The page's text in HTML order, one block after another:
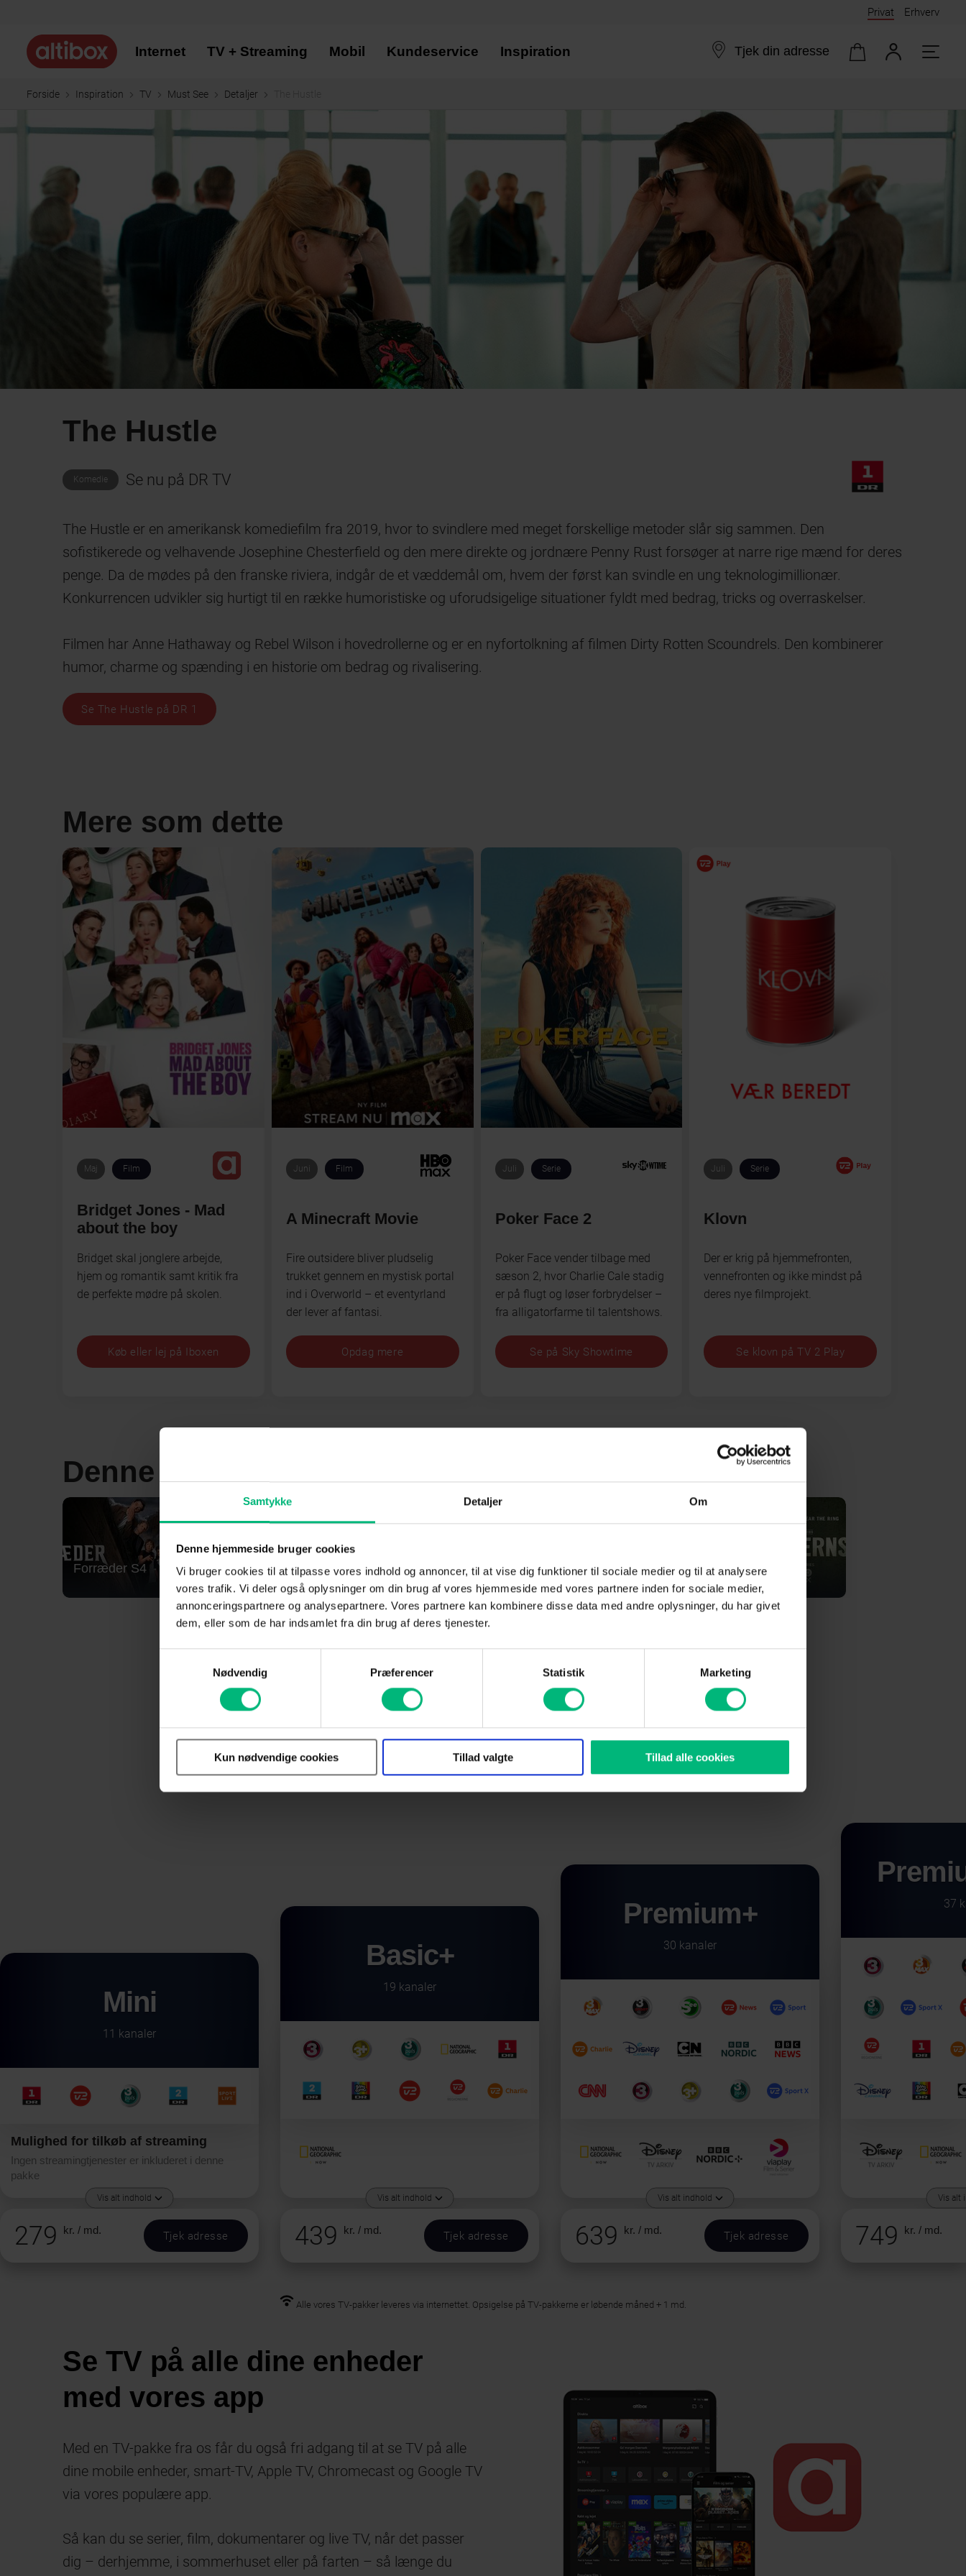
Samtykke Detaljer Om
Denne hjemmeside bruger cookies
Vi bruger cookies til at tilpasse vores indhold og annoncer, til at vise dig funktioner til sociale medier og til at analysere
vores trafik. Vi deler også oplysninger om din brug af vores hjemmeside med vores partnere inden for sociale medier,
annonceringspartnere og analysepartnere. Vores partnere kan kombinere disse data med andre oplysninger, du har givet
dem, eller som de har indsamlet fra din brug af deres tjenester.
Nødvendig
Præferencer Statistik Marketing
Kun nødvendige cookies Tillad valgte Tillad alle cookies
Privat Erhverv
Internet TV + Streaming Mobil Kundeservice Inspiration Tjek din adresse
Forside Inspiration TV Must See Detaljer
The Hustle
Komedie Se nu på DR TV
The Hustle er en amerikansk komediefilm fra 2019, hvor to svindlere med meget forskellige metoder slår sig sammen. Den
sofistikerede og velhavende Josephine Chesterfield og den mere direkte og jordnære Penny Rust forsøger at narre rige mænd for deres
penge. Da de mødes på den franske riviera, indgår de et væddemål om, hvem der først kan svindle en ung teknologimillionær.
Konkurrencen udvikler sig hurtigt til en række humoristiske og uforudsigelige situationer fyldt med bedrag, tricks og overraskelser.
Filmen har Anne Hathaway og Rebel Wilson i hovedrollerne og er en nyfortolkning af filmen Dirty Rotten Scoundrels. Den kombinerer
humor, charme og spænding i en historie om bedrag og rivalisering.
Se The Hustle på DR 1
Mere som dette
Maj Film
Bridget Jones - Mad
about the boy
Bridget skal jonglere arbejde,
hjem og romantik samt kritik fra
de perfekte mødre på skolen.
Køb eller lej på Iboxen
Juni Film
A Minecraft Movie
Fire outsidere bliver pludselig
trukket gennem en mystisk portal
ind i Overworld – et eventyrland
der lever af fantasi.
Opdag mere
Juli Serie
Poker Face 2
Poker Face vender tilbage med
sæson 2, hvor Charlie Cale stadig
er på flugt og løser forbrydelser –
fra alligatorfarme til talentshows.
Se på Sky Showtime
Juli Serie
Klovn
Der er krig på hjemmefronten,
vennefronten og ikke mindst på
deres nye filmprojekt.
Se klovn på TV 2 Play
Denne måneds Must See
Forræder S4 Lioness S3
Robinson Ekspeditionen
S27
Lanterns
Med en TV-pakke fra Altibox er du garanteret
underholdning i særklasse
Mini
11 kanaler
Mulighed for tilkøb af streaming
Ingen streamingtjenester er inkluderet i denne
pakke
Vis alt indhold
279 kr. / md. Tjek adresse
Basic+
19 kanaler
Vis alt indhold
439 kr. / md. Tjek adresse
Premium+
30 kanaler
Vis alt indhold
639 kr. / md. Tjek adresse
37
Vis alt
749 kr. / md.
Alle vores TV-pakker leveres via internettet. Opsigelse på TV-pakkerne er løbende måned + 1 md.
Se TV på alle dine enheder
med vores app
Med en TV-pakke fra os får du også fri adgang til at se TV på alle
dine mobile enheder, smart-TV, Apple TV, Chromecast og Google TV
via vores populære app.
Så kan du se serier, film, dokumentarer og live TV, når det passer
dig – derhjemme, i sommerhuset eller på farten – så længe du